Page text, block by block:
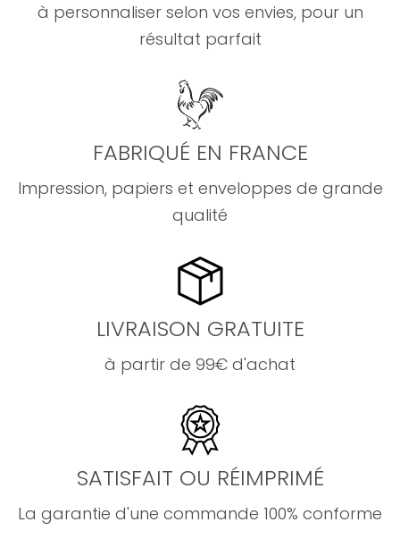
à personnaliser selon vos envies, pour un
résultat parfait
FABRIQUÉ EN FRANCE
Impression, papiers et enveloppes de grande
qualité
LIVRAISON GRATUITE
à partir de 99€ d'achat
SATISFAIT OU RÉIMPRIMÉ
La garantie d'une commande 100% conforme